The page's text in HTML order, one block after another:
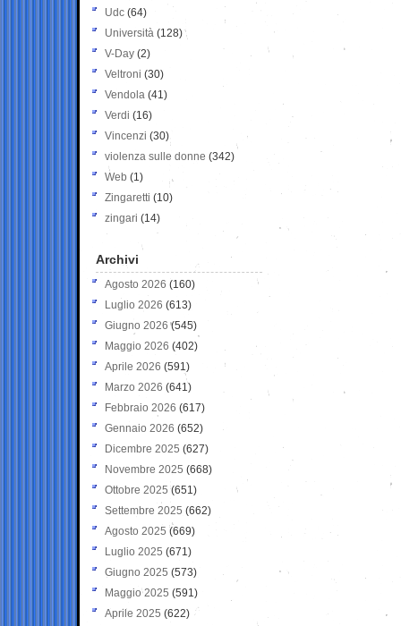
Udc (64)
Università (128)
V-Day (2)
Veltroni (30)
Vendola (41)
Verdi (16)
Vincenzi (30)
violenza sulle donne (342)
Web (1)
Zingaretti (10)
zingari (14)
Archivi
Agosto 2026 (160)
Luglio 2026 (613)
Giugno 2026 (545)
Maggio 2026 (402)
Aprile 2026 (591)
Marzo 2026 (641)
Febbraio 2026 (617)
Gennaio 2026 (652)
Dicembre 2025 (627)
Novembre 2025 (668)
Ottobre 2025 (651)
Settembre 2025 (662)
Agosto 2025 (669)
Luglio 2025 (671)
Giugno 2025 (573)
Maggio 2025 (591)
Aprile 2025 (622)